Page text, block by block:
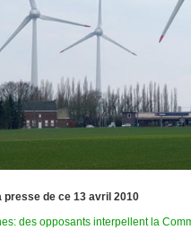
presse de ce 13 avril 2010
des opposants interpellent la